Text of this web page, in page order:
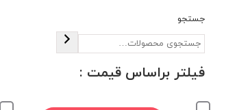
جستجو
فیلتر براساس قیمت :